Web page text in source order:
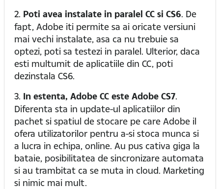
2. Poti avea instalate in paralel CC si CS6. De
fapt, Adobe iti permite sa ai oricate versiuni
mai vechi instalate, asa ca nu trebuie sa
optezi, poti sa testezi in paralel. Ulterior, daca
esti multumit de aplicatiile din CC, poti
dezinstala CS6.
3. In estenta, Adobe CC este Adobe CS7.
Diferenta sta in update-ul aplicatiilor din
pachet si spatiul de stocare pe care Adobe il
ofera utilizatorilor pentru a-si stoca munca si
a lucra in echipa, online. Au pus cativa giga la
bataie, posibilitatea de sincronizare automata
si au trambitat ca se muta in cloud. Marketing
si nimic mai mult.